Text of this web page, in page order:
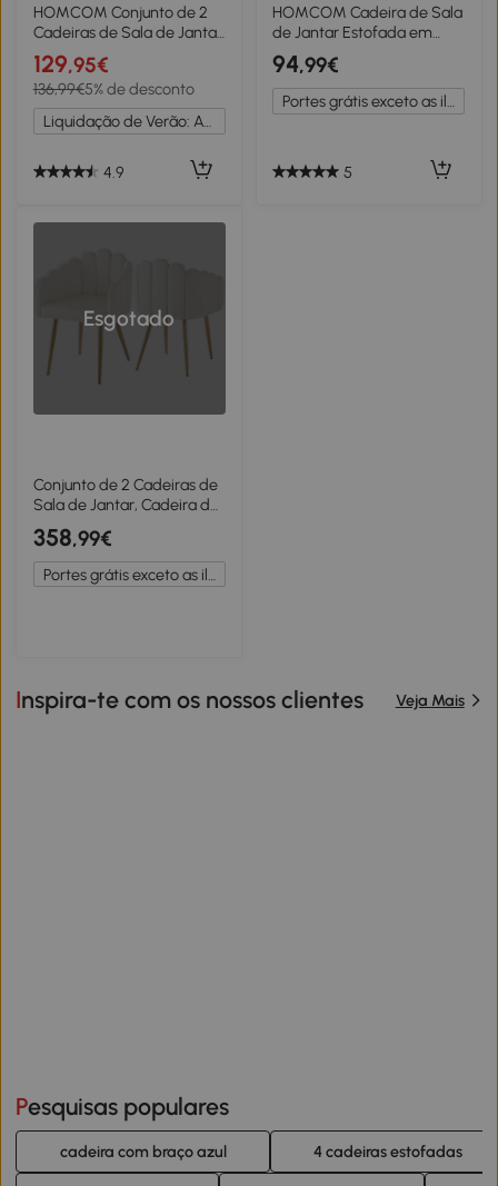
HOMCOM Conjunto de 2
Cadeiras de Sala de Jantar
Estofadas em Linho com
Encosto e Pés de Metal
59,5x56,5x81 cm Cinza
129,95€
136,99€5% de desconto
Liquidação de Verão: Até -20%
4.9
HOMCOM Cadeira de Sala
de Jantar Estofada em
Linho Sintético com Apoio
para os Braços e Pés de
Madeira 57x56x72cm
Cinza
94,99€
Portes grátis exceto as ilhas
5
Esgotado
Conjunto de 2 Cadeiras de
Sala de Jantar, Cadeira de
Maquilhagem com Design
em Forma de Leque, 48 x
44,5 x 82 cm, Branco
358,99€
Inspira-te com os nossos clientes Veja Mais
Pesquisas populares
cadeira com braço azul 4 cadeiras estofadas